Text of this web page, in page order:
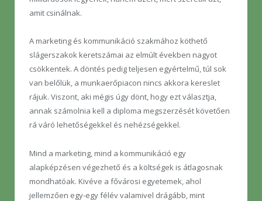
amit csinálnak.
A marketing és kommunikáció szakmához köthető
slágerszakok keretszámai az elmúlt években nagyot
csökkentek. A döntés pedig teljesen egyértelmű, túl sok
van belőlük, a munkaerőpiacon nincs akkora kereslet
rájuk. Viszont, aki mégis úgy dönt, hogy ezt választja,
annak számolnia kell a diploma megszerzését követően
rá váró lehetőségekkel és nehézségekkel.
Mind a marketing, mind a kommunikáció egy
alapképzésen végezhető és a költségek is átlagosnak
mondhatóak. Kivéve a fővárosi egyetemek, ahol
jellemzően egy-egy félév valamivel drágább, mint